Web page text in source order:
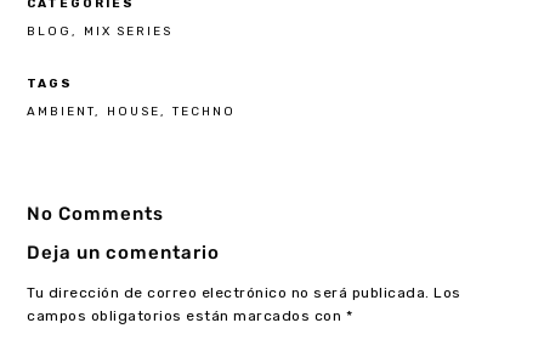
CATEGORIES
BLOG MIX SERIES
TAGS
AMBIENT HOUSE TECHNO
No Comments
Deja un comentario
Tu dirección de correo electrónico no será publicada.
Los
campos obligatorios están marcados con *